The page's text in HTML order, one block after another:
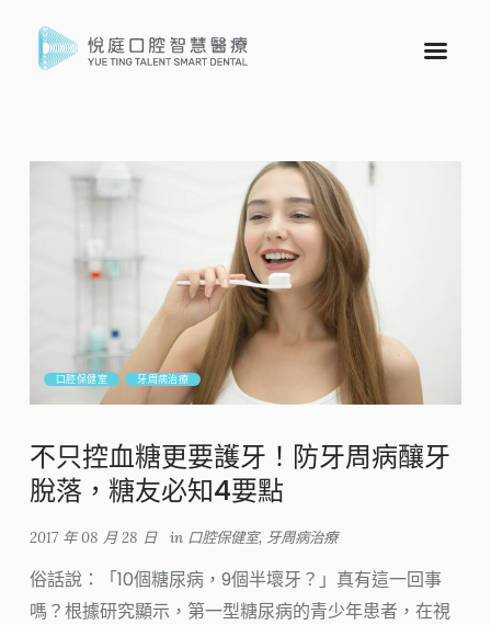
口腔保健室 牙周病治療
不只控血糖更要護牙！防牙周病釀牙
脫落，糖友必知4要點
2017 年 08 月 28 日 in 口腔保健室, 牙周病治療
俗話說：「10個糖尿病，9個半壞牙？」真有這一回事
嗎？根據研究顯示，第一型糖尿病的青少年患者，在視